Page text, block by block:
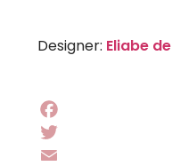
Designer: Eliabe
Facebook
Twitter